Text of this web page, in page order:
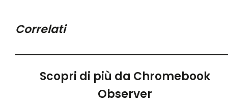
Correlati
Scopri di più da Chromebook
Observer